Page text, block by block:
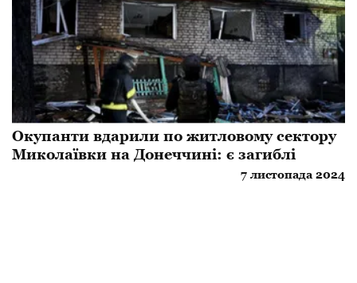
Окупанти вдарили по житловому сектору
Миколаївки на Донеччині: є загиблі
7 листопада 2024